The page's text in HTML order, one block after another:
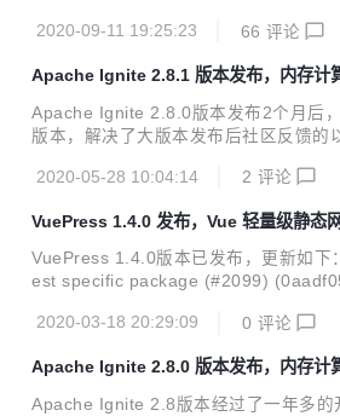
增分区状态和空闲列表系统视图； * 新
新的视觉感受。底层仓库升级到Debian
性和兼容性。全新设计的启动器菜单、
强等，系统部分预装应用升级到最新版
验。 统一风格的桌面环境 别出心裁的
窗口设计，精美绝伦的多任务视图，处
2020-09-11 19:25:23 66 评论
Apache Ignite 2.8.1 版本发布，内存计
更新
Apache Ignite 2.8.0版本发布2个月后
版本，解决了大版本发布后社区反馈的
QL连接时的安全漏洞； Ignite Core: 新
ributedMetaStorage中新增了对long型
事务操作相关的指标； 解决了瘦客户
n异常； 解决了LogExporterSpi激活时
eption...
2020-05-28 10:04:14 2 评论
VuePress 1.4.0 发布，Vue 轻量级静态
VuePress 1.4.0版本已发布，更新如
est specific package (#2099)
759c0) $plugin-pwa: work with
y em/en dash in urls (#2174) (8d...
2020-03-18 20:29:09 0 评论
Apache Ignite 2.8.0 版本发布，内存计
版本更新
Apache Ignite 2.8版本经过了一年多的